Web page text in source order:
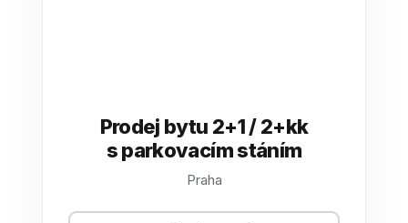
Prodej bytu 2+1 / 2+kk
s parkovacím stáním
Praha